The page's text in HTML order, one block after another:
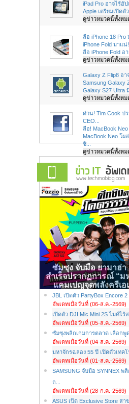
iPad Pro อาจไร้อัป
Apple เตรียมเปิดตั
ดูข่าวหมวดนี้ทั้งหม
ลือ iPhone 18 Pro
iPhone Fold มาแน่
ลือ iPhone Fold อ
ดูข่าวหมวดนี้ทั้งหม
Galaxy Z Flip8 อา
Samsung Galaxy
Galaxy S27 Ultra
ดูข่าวหมวดนี้ทั้งหม
ด่วน! Tim Cook ป
CEO...
ลือ! MacBook
MacBook Neo โผ
ชิ...
ดูข่าวหมวดนี้ทั้งหม
ซัมซุง จับมือ ยามาฮ่า
สำเร็จปรากฏการณ์ “ม
แคมเปญจุดพลังครีเอ
JBL เปิดตัว PartyBox Encore 2
อัพเดทเมื่อวันที่ (06-ส.ค.-2569)
เปิดตัว DJI Mic Mini 2S ไมค์ไร้
อัพเดทเมื่อวันที่ (05-ส.ค.-2569)
ซัมซุงพลิกเกมการตลาด เลือกพูด
อัพเดทเมื่อวันที่ (04-ส.ค.-2569)
มหาจักรฉลอง 55 ปี เปิดตัวเทคโ
อัพเดทเมื่อวันที่ (01-ส.ค.-2569)
SAMSUNG จับมือ SYNNEX พ
ถ...
อัพเดทเมื่อวันที่ (28-ก.ค.-2569)
ASUS เปิด Exclusive Store สา